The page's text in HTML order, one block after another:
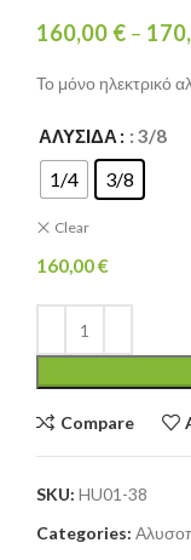
160,00 € –
Το μόνο ηλεκτρικό
ΑΛΥΣΊΔΑ : 3/8
1/4 3/8
Clear
160,00€
Compare
SKU: HU01-38
Categories: